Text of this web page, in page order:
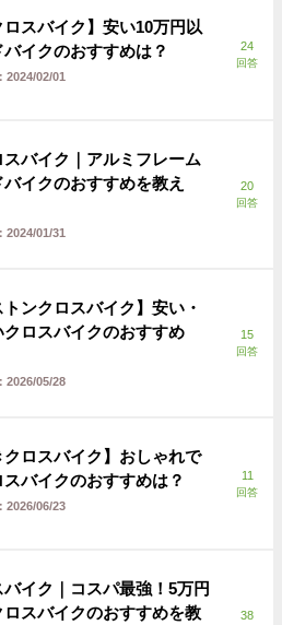
ロスバイク】安い10万円以
イクのおすすめは？
2024/02/01
24
回答
スバイク｜アルミフレーム
イクのおすすめを教え
2024/01/31
20
回答
トンクロスバイク】安い・
ロスバイクのおすすめ
2026/05/28
15
回答
クロスバイク】おしゃれで
スバイクのおすすめは？
2026/06/23
11
回答
イク｜コスパ最強！5万円
スバイクのおすすめを教
38